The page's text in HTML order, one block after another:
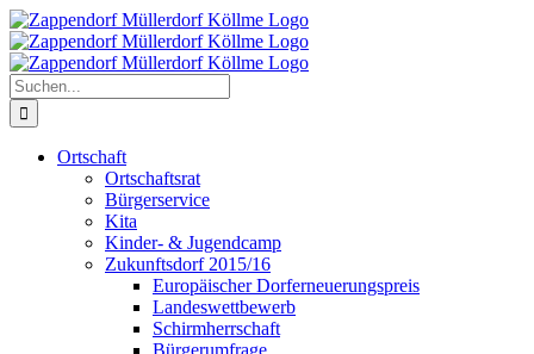
Zum
Inhalt
springen
Suche
nach:
Ortschaft
Ortschaftsrat
Bürgerservice
Kita
Kinder- & Jugendcamp
Zukunftsdorf 2015/16
Europäischer Dorferneuerungspreis
Landeswettbewerb
Schirmherrschaft
Bürgerumfrage